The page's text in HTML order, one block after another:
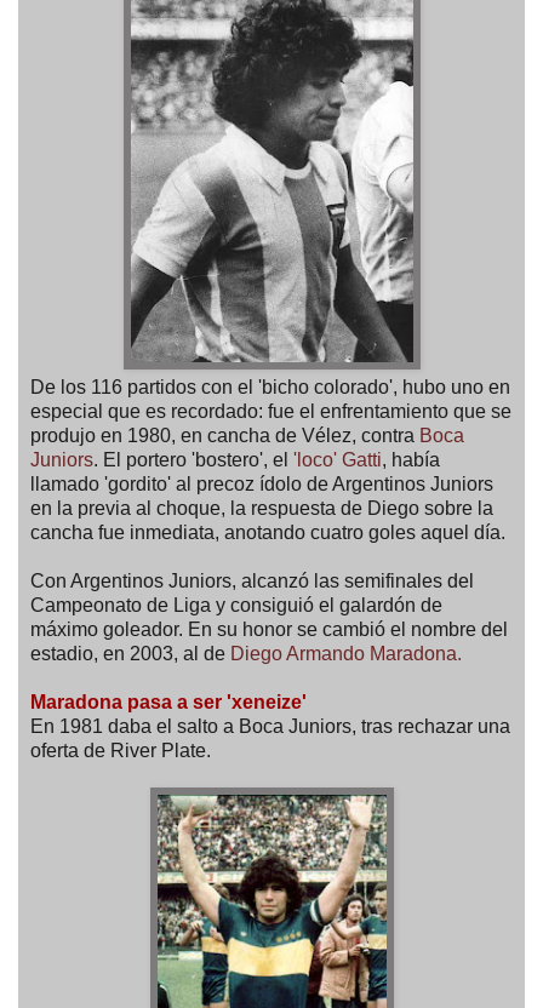
De los 116 partidos con el 'bicho colorado', hubo uno en
especial que es recordado: fue el enfrentamiento que se
produjo en 1980, en cancha de Vélez, contra Boca
Juniors. El portero 'bostero', el 'loco' Gatti, había
llamado 'gordito' al precoz ídolo de Argentinos Juniors
en la previa al choque, la respuesta de Diego sobre la
cancha fue inmediata, anotando cuatro goles aquel día.
Con Argentinos Juniors, alcanzó las semifinales del
Campeonato de Liga y consiguió el galardón de
máximo goleador. En su honor se cambió el nombre del
estadio, en 2003, al de Diego Armando Maradona.
Maradona pasa a ser 'xeneize'
En 1981 daba el salto a Boca Juniors, tras rechazar una
oferta de River Plate.